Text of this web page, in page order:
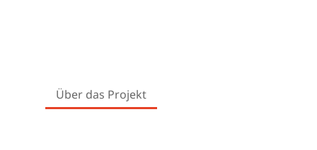
Über das Projekt